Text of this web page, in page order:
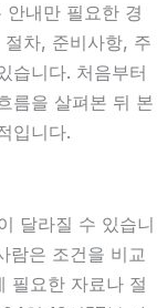
내만 필요한 경
차, 준비사항, 주
습니다. 처음부터
름을 살펴본 뒤 본
입니다.
달라질 수 있습니
람은 조건을 비교
필요한 자료나 절